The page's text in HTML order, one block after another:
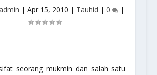
admin |Apr 15, 2010 | Tauhid |0 |
seorang mukmin dan salah satu